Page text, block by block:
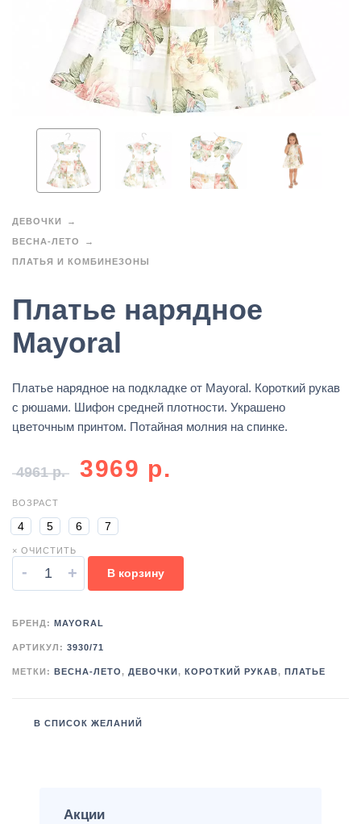
ДЕВОЧКИ
ВЕСНА-ЛЕТО
ПЛАТЬЯ И КОМБИНЕЗОНЫ
Платье нарядное
Mayoral
Платье нарядное на подкладке от Mayoral. Короткий рукав
с рюшами. Шифон средней плотности. Украшено
цветочным принтом. Потайная молния на спинке.
4961р. 3969 р.
ВОЗРАСТ
4 5 6 7
× ОЧИСТИТЬ
- + В корзину
БРЕНД: MAYORAL
АРТИКУЛ: 3930/71
МЕТКИ: ВЕСНА-ЛЕТО, ДЕВОЧКИ , КОРОТКИЙ РУКАВ, ПЛАТЬЕ
В СПИСОК ЖЕЛАНИЙ
Акции